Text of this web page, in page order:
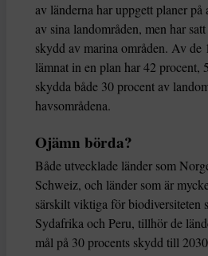
av länderna har uppgett planer
av sina landområden, men har
skydd av marina områden. Av de
lämnat in en plan har 42 procent,
skydda både 30 procent av
havsområdena.
Ojämn börda?
Både utvecklade länder som
Schweiz, och länder som är
särskilt viktiga för biodiversiteten
Sydafrika och Peru, tillhör de
mål på 30 procents skydd till